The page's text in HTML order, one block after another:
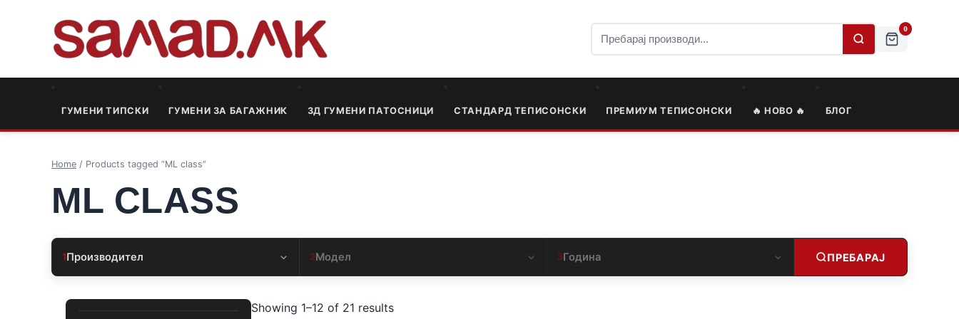
0
ГУМЕНИ ТИПСКИ ГУМЕНИ ЗА БАГАЖНИК 3Д ГУМЕНИ ПАТОСНИЦИ СТАНДАРД ТЕПИСОНСКИ ПРЕМИУМ ТЕПИСОНСКИ 🔥 НОВО 🔥 БЛОГ
Home / Products tagged “ML class”
ML CLASS
1Производител 2Модел 3Година ПРЕБАРАЈ
Showing 1–12 of 21 results